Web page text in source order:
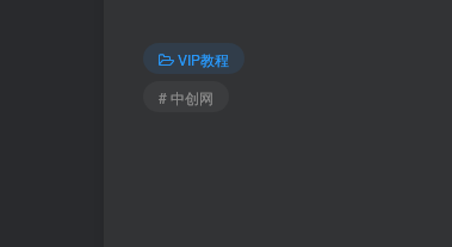
VIP教程
# 中创网